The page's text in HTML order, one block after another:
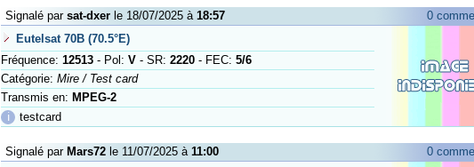
Signalé par sat-dxer le 18/07/2025 à 18:57
0
Eutelsat 70B (70.5°E)
Fréquence: 12513 - Pol: V - SR: 2220 - FEC: 5/6
Catégorie: Mire / Test card
Transmis en: MPEG-2
ℹ
testcard
Signalé par Mars72 le 11/07/2025 à 11:00
0